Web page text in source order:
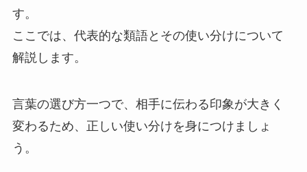
す。
ここでは、代表的な類語とその使い分けについて
解説します。
言葉の選び方一つで、相手に伝わる印象が大きく
変わるため、正しい使い分けを身につけましょ
う。